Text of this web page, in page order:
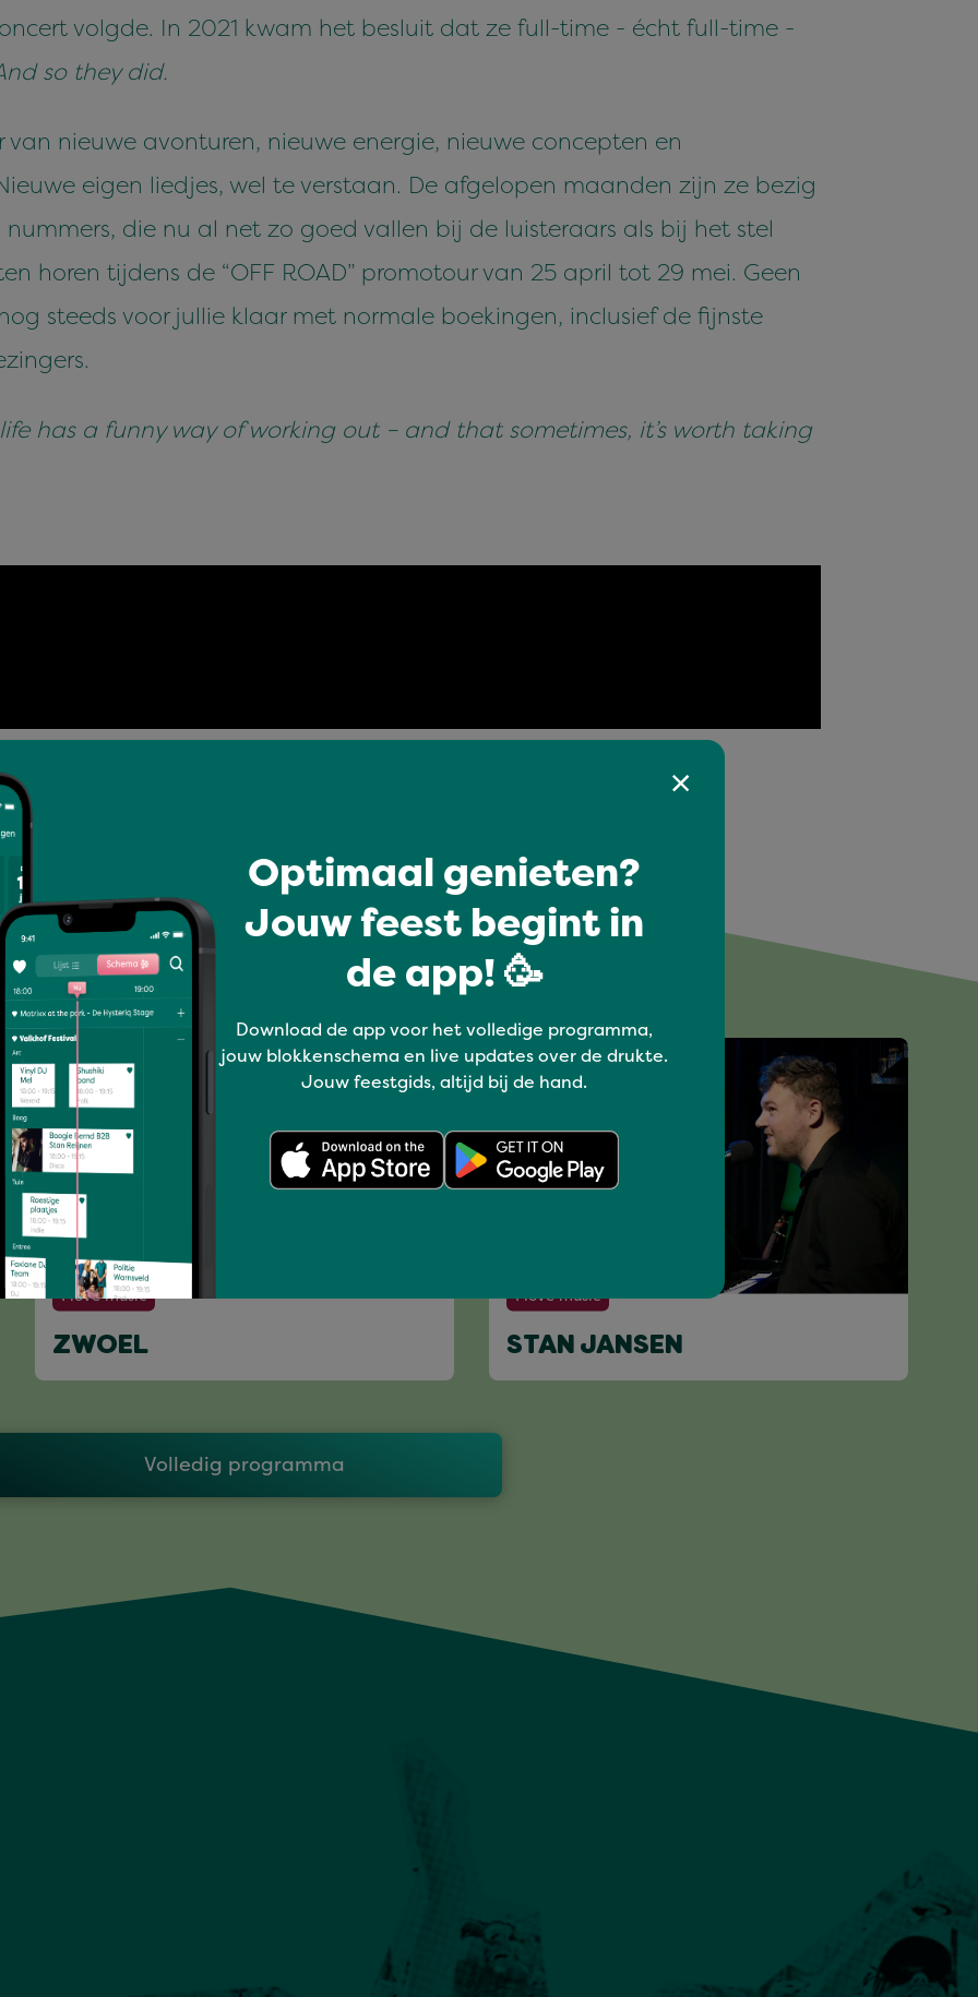
volgde. In 2021 kwam het besluit dat ze full-time - écht full-time -
so they did.
van nieuwe avonturen, nieuwe energie, nieuwe concepten en
eigen liedjes, wel te verstaan. De afgelopen maanden zijn ze bezig
die nu al net zo goed vallen bij de luisteraars als bij het stel
horen tijdens de “OFF ROAD” promotour van 25 april tot 29 mei. Geen
steeds voor jullie klaar met normale boekingen, inclusief de fijnste
has a funny way of working out – and that sometimes, it’s worth taking
vind je mogelijk ook leuk
I love music
ZWOEL
I love music
STAN JANSEN
Volledig programma
Optimaal genieten?
Jouw feest begint in
de app! 🥳
Download de app voor het volledige programma,
jouw blokkenschema en live updates over de drukte.
Jouw feestgids, altijd bij de hand.